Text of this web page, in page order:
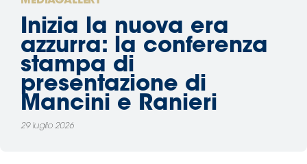
Inizia la nuova era
azzurra: la conferenza
stampa di
presentazione di
Mancini e Ranieri
29 luglio 2026